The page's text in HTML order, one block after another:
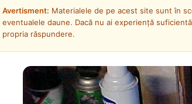
Avertisment: Materialele de pe acest site sunt în
eventualele daune. Dacă nu ai experiență
propria răspundere.